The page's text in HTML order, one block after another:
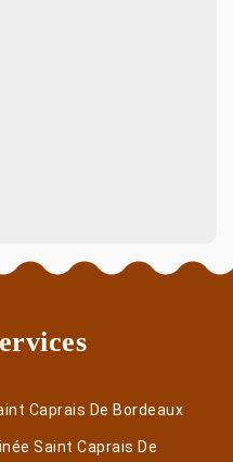
Caprais De Bordeaux
Saint Caprais De